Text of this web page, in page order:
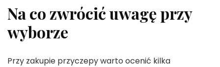
Na co zwrócić uwagę przy
wyborze
Przy zakupie przyczepy warto ocenić kilka